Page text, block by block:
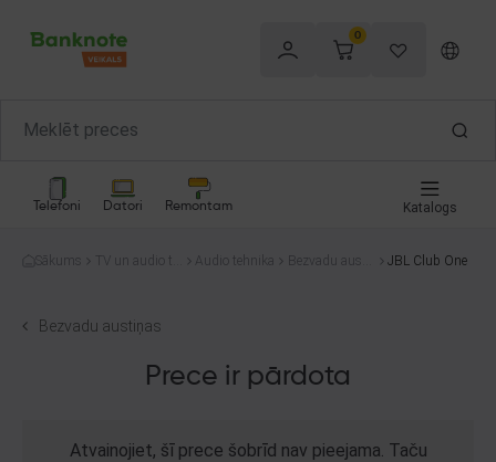
0
Telefoni Datori Remontam Katalogs
Sākums
TV un audio te
Audio tehnika
Bezvadu austi
JBL Club One
Bezvadu austiņas
Prece ir pārdota
Atvainojiet, šī prece šobrīd nav pieejama. Taču